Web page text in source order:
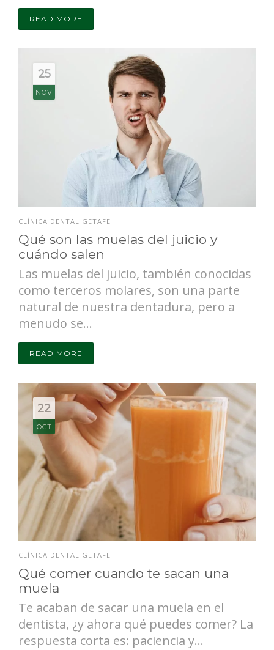
READ MORE
25
NOV
CLÍNICA DENTAL GETAFE
Qué son las muelas del juicio y
cuándo salen
Las muelas del juicio, también conocidas
como terceros molares, son una parte
natural de nuestra dentadura, pero a
menudo se...
READ MORE
22
OCT
CLÍNICA DENTAL GETAFE
Qué comer cuando te sacan una
muela
Te acaban de sacar una muela en el
dentista, ¿y ahora qué puedes comer? La
respuesta corta es: paciencia y...